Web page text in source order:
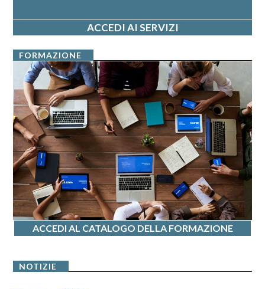
ACCEDI AI SERVIZI
FORMAZIONE
ACCEDI AL CATALOGO DELLA FORMAZIONE
NOTIZIE